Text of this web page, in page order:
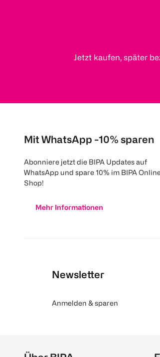
Jetzt kaufen, später
Mit WhatsApp -10% sparen
Abonniere jetzt die BIPA Updates auf
WhatsApp und spare 10% im BIPA
Shop!
Mehr Informationen
Newsletter
Anmelden & sparen